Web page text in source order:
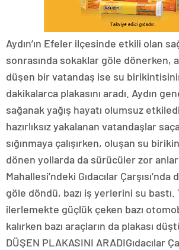
Aydın’ın Efeler ilçesinde etkili olan
sonrasında sokaklar göle dönerken,
düşen bir vatandaş ise su
dakikalarca plakasını aradı. Aydın
sağanak yağış hayatı olumsuz
hazırlıksız yakalanan vatandaşlar
sığınmaya çalışırken, oluşan su
dönen yollarda da sürücüler zor anlar
Mahallesi’ndeki Gıdacılar
göle döndü, bazı iş yerlerini su
ilerlemekte güçlük çeken bazı
kalırken bazı araçların da plakası
DÜŞEN PLAKASINI ARADIGıdacılar